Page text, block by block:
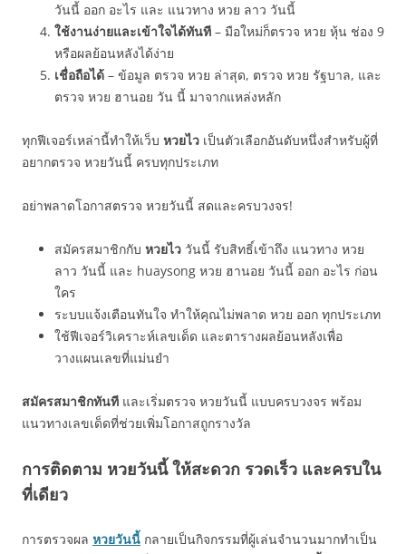
วันนี้ ออก อะไร และ แนวทาง หวย ลาว วันนี้
ใช้งานง่ายและเข้าใจได้ทันที – มือใหม่ก็ตรวจ หวย หุ้น ช่อง 9
หรือผลย้อนหลังได้ง่าย
เชื่อถือได้ – ข้อมูล ตรวจ หวย ล่าสุด, ตรวจ หวย รัฐบาล, และ
ตรวจ หวย ฮานอย วัน นี้ มาจากแหล่งหลัก
ทุกฟีเจอร์เหล่านี้ทำให้เว็บ หวยไว เป็นตัวเลือกอันดับหนึ่งสำหรับผู้ที่
อยากตรวจ หวยวันนี้ ครบทุกประเภท
อย่าพลาดโอกาสตรวจ หวยวันนี้ สดและครบวงจร!
สมัครสมาชิกกับ หวยไว วันนี้ รับสิทธิ์เข้าถึง แนวทาง หวย
ลาว วันนี้ และ huaysong หวย ฮานอย วันนี้ ออก อะไร ก่อน
ใคร
ระบบแจ้งเตือนทันใจ ทำให้คุณไม่พลาด หวย ออก ทุกประเภท
ใช้ฟีเจอร์วิเคราะห์เลขเด็ด และตารางผลย้อนหลังเพื่อ
วางแผนเลขที่แม่นยำ
สมัครสมาชิกทันที และเริ่มตรวจ หวยวันนี้ แบบครบวงจร พร้อม
แนวทางเลขเด็ดที่ช่วยเพิ่มโอกาสถูกรางวัล
การติดตาม หวยวันนี้ ให้สะดวก รวดเร็ว และครบใน
ที่เดียว
การตรวจผล หวยวันนี้ กลายเป็นกิจกรรมที่ผู้เล่นจำนวนมากทำเป็น